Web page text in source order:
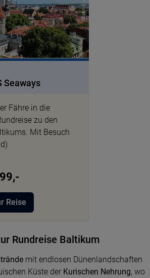
Seaways
Fähre in die
zu den
Mit Besuch
Reise
Rundreise Baltikum
mit endlosen Dünenlandschaften
Küste der Kurischen Nehrung, wo